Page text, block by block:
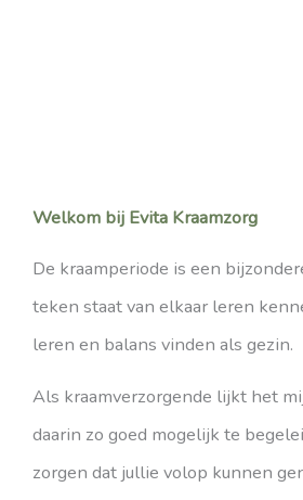
Welkom bij Evita Kraamzorg
De kraamperiode is een
teken staat van elkaar leren
leren en balans vinden als gezin.
Als kraamverzorgende lijkt het
daarin zo goed mogelijk te
zorgen dat jullie volop kunnen